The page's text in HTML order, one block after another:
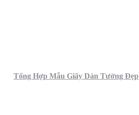
Tổng Hợp Mẫu Giấy Dán Tường Đẹp